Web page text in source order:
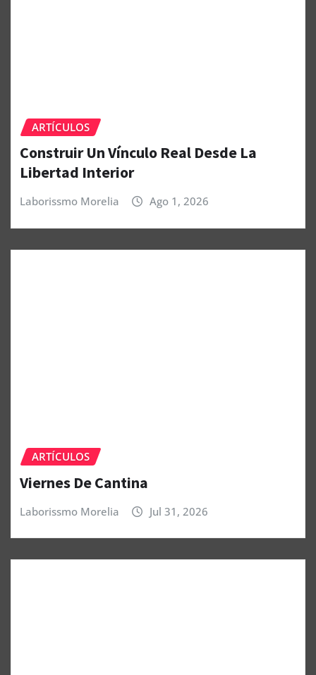
ARTÍCULOS
Construir Un Vínculo Real Desde La
Libertad Interior
Laborissmo Morelia Ago 1, 2026
ARTÍCULOS
Viernes De Cantina
Laborissmo Morelia Jul 31, 2026